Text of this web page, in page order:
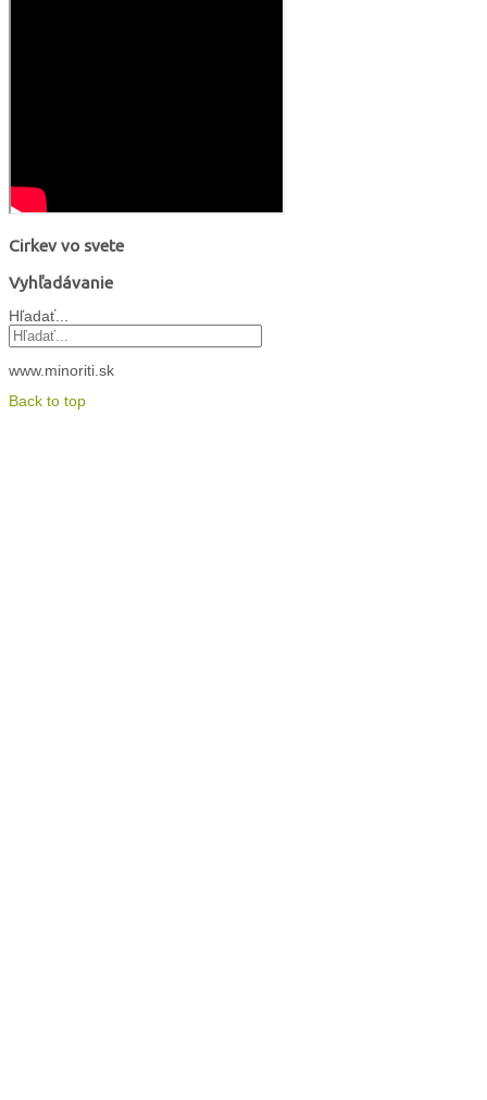
Cirkev vo svete
Vyhľadávanie
Hľadať...
www.minoriti.sk
Back to top